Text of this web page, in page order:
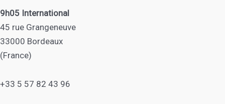
9h05 International
45 rue Grangeneuve
33000 Bordeaux
(France)
+33 5 57 82 43 96